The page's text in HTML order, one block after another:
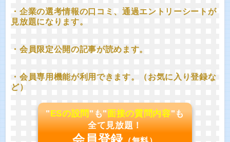
・企業の選考情報の口コミ、通過エントリーシートが
見放題になります。
・会員限定公開の記事が読めます。
・会員専用機能が利用できます。（お気に入り登録な
ど）
"ESの設問"も"面接の質問内容"も
全て見放題！
会員登録